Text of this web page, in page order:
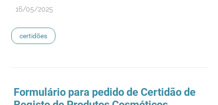
16/05/2025
certidões
Formulário para pedido de Certidão de